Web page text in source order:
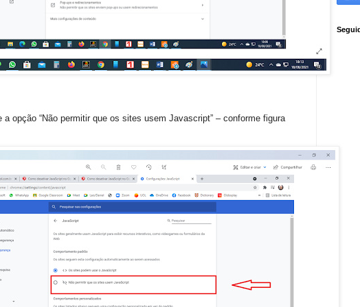
a opção “Não permitir que os sites usem Javascript” – conforme figura